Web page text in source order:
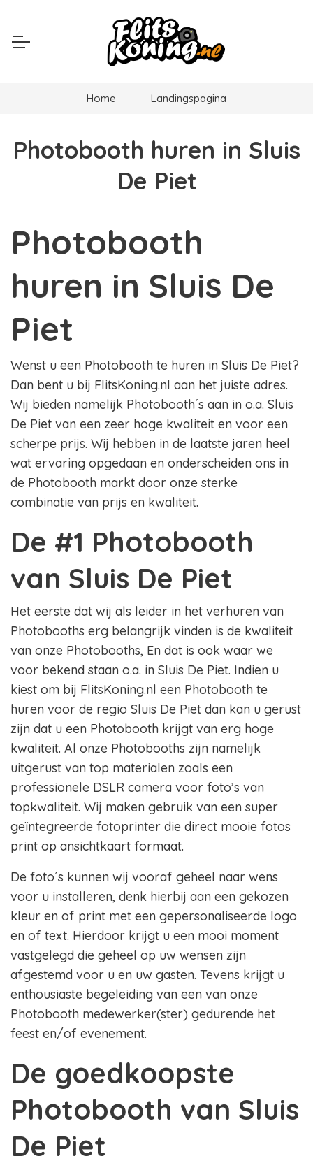
Home Landingspagina
Photobooth huren in Sluis
De Piet
Photobooth
huren in Sluis De
Piet
Wenst u een Photobooth te huren in Sluis De Piet?
Dan bent u bij FlitsKoning.nl aan het juiste adres.
Wij bieden namelijk Photobooth´s aan in o.a. Sluis
De Piet van een zeer hoge kwaliteit en voor een
scherpe prijs. Wij hebben in de laatste jaren heel
wat ervaring opgedaan en onderscheiden ons in
de Photobooth markt door onze sterke
combinatie van prijs en kwaliteit.
De #1 Photobooth
van Sluis De Piet
Het eerste dat wij als leider in het verhuren van
Photobooths erg belangrijk vinden is de kwaliteit
van onze Photobooths, En dat is ook waar we
voor bekend staan o.a. in Sluis De Piet. Indien u
kiest om bij FlitsKoning.nl een Photobooth te
huren voor de regio Sluis De Piet dan kan u gerust
zijn dat u een Photobooth krijgt van erg hoge
kwaliteit. Al onze Photobooths zijn namelijk
uitgerust van top materialen zoals een
professionele DSLR camera voor foto’s van
topkwaliteit. Wij maken gebruik van een super
geïntegreerde fotoprinter die direct mooie fotos
print op ansichtkaart formaat.
De foto´s kunnen wij vooraf geheel naar wens
voor u installeren, denk hierbij aan een gekozen
kleur en of print met een gepersonaliseerde logo
en of text. Hierdoor krijgt u een mooi moment
vastgelegd die geheel op uw wensen zijn
afgestemd voor u en uw gasten. Tevens krijgt u
enthousiaste begeleiding van een van onze
Photobooth medewerker(ster) gedurende het
feest en/of evenement.
De goedkoopste
Photobooth van Sluis
De Piet